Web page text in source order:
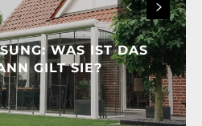
WAS IST DAS
GILT SIE?